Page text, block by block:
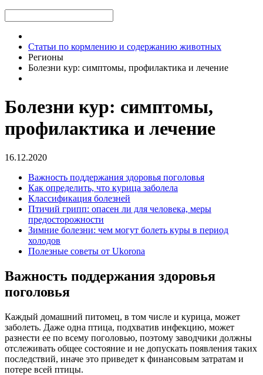
Статьи по кормлению и содержанию животных
Регионы
Болезни кур: симптомы, профилактика и лечение
Болезни кур: симптомы,
профилактика и лечение
16.12.2020
Важность поддержания здоровья поголовья
Как определить, что курица заболела
Классификация болезней
Птичий грипп: опасен ли для человека, меры
предосторожности
Зимние болезни: чем могут болеть куры в период
холодов
Полезные советы от Ukorona
Важность поддержания здоровья
поголовья
Каждый домашний питомец, в том числе и курица, может
заболеть. Даже одна птица, подхватив инфекцию, может
разнести ее по всему поголовью, поэтому заводчики должны
отслеживать общее состояние и не допускать появления таких
последствий, иначе это приведет к финансовым затратам и
потере всей птицы.